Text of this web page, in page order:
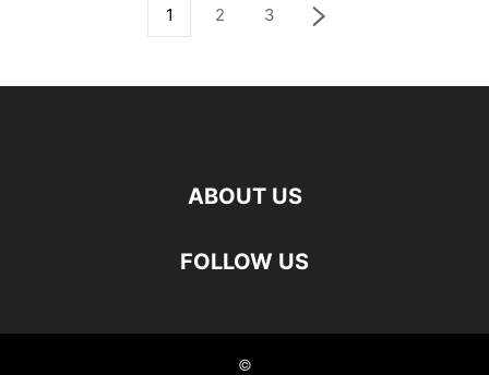
1 2 3
ABOUT US
FOLLOW US
©